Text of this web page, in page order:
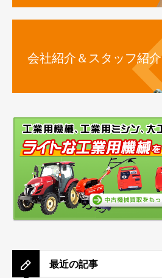
会社紹介＆スタッフ紹介
最近の記事